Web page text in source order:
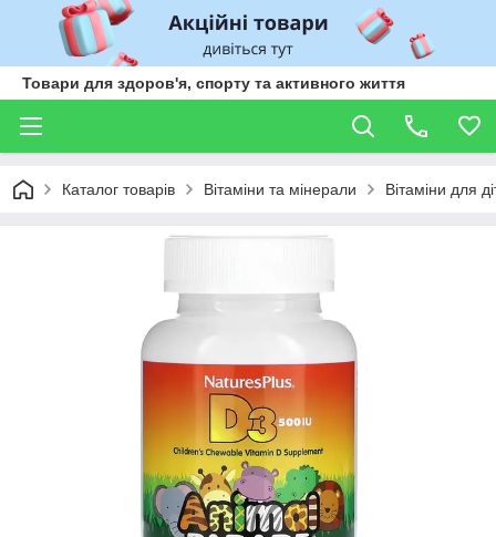
Товари для здоров'я, спорту та активного життя
Каталог товарів Вітаміни та мінерали Вітаміни для